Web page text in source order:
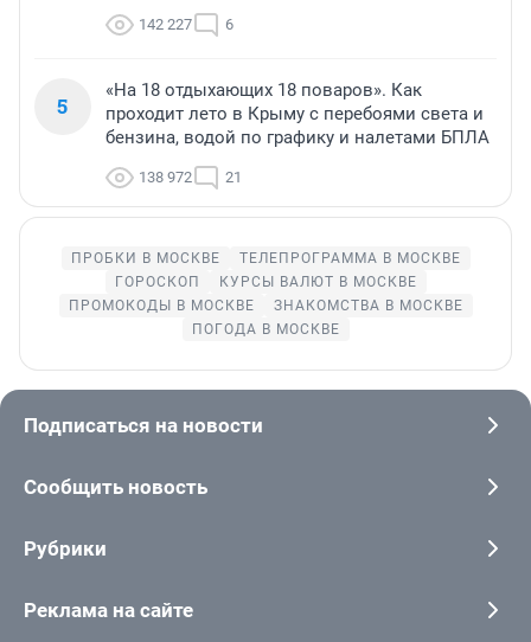
142 227 6
5
«На 18 отдыхающих 18 поваров». Как
проходит лето в Крыму с перебоями света и
бензина, водой по графику и налетами БПЛА
138 972 21
ПРОБКИ В МОСКВЕ
ТЕЛЕПРОГРАММА В МОСКВЕ
ГОРОСКОП
КУРСЫ ВАЛЮТ В МОСКВЕ
ПРОМОКОДЫ В МОСКВЕ
ЗНАКОМСТВА В МОСКВЕ
ПОГОДА В МОСКВЕ
Подписаться на новости
Сообщить новость
Рубрики
Реклама на сайте